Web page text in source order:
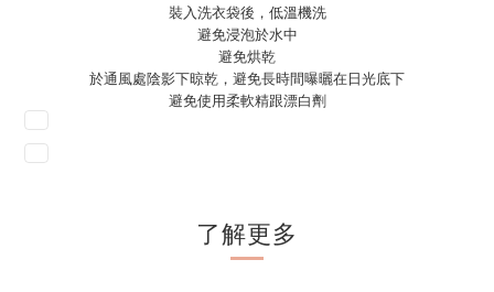
裝入洗衣袋後，低溫機洗
避免浸泡於水中
避免烘乾
於通風處陰影下晾乾，避免長時間曝曬在日光底下
避免使用柔軟精跟漂白劑
了解更多